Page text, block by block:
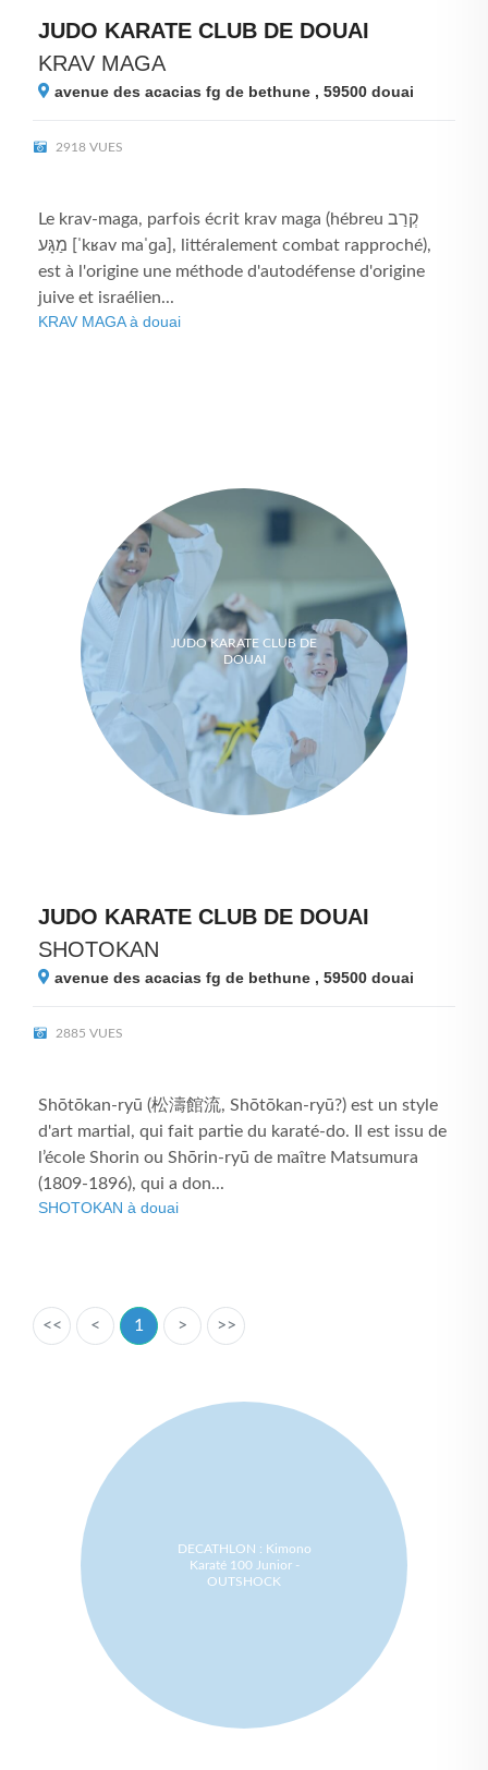
JUDO KARATE CLUB DE DOUAI
KRAV MAGA
avenue des acacias fg de bethune , 59500 douai
2918 VUES
Le krav-maga, parfois écrit krav maga (hébreu קְרַב
מַגָּע [ˈkʁav maˈɡa], littéralement combat rapproché),
est à l'origine une méthode d'autodéfense d'origine
juive et israélien...
KRAV MAGA à douai
JUDO KARATE CLUB DE
DOUAI
JUDO KARATE CLUB DE DOUAI
SHOTOKAN
avenue des acacias fg de bethune , 59500 douai
2885 VUES
Shōtōkan-ryū (松濤館流, Shōtōkan-ryū?) est un style
d'art martial, qui fait partie du karaté-do. Il est issu de
l’école Shorin ou Shōrin-ryū de maître Matsumura
(1809-1896), qui a don...
SHOTOKAN à douai
<< < 1 > >>
DECATHLON : Kimono
Karaté 100 Junior -
OUTSHOCK